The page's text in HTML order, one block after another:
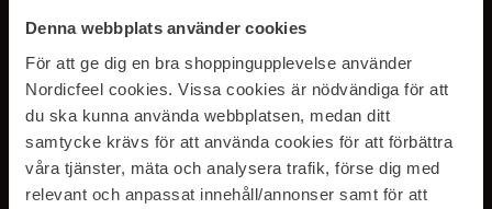
Denna webbplats använder cookies
För att ge dig en bra shoppingupplevelse använder
Nordicfeel cookies. Vissa cookies är nödvändiga för att
du ska kunna använda webbplatsen, medan ditt
samtycke krävs för att använda cookies för att förbättra
våra tjänster, mäta och analysera trafik, förse dig med
relevant och anpassat innehåll/annonser samt för att
SUBSCRIBE TO OUR
NEWSLETTER
E-postadresse
Ved å abonnere godtar du vårpersonvernerklæring. Du kan melde deg